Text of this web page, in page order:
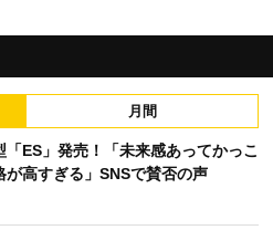
月間
「ES」発売！「未来感あってかっこ
が高すぎる」SNSで賛否の声